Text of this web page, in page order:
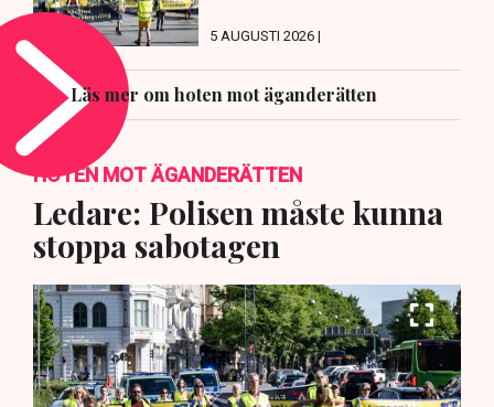
5 AUGUSTI 2026 |
Läs mer om hoten mot äganderätten
HOTEN MOT ÄGANDERÄTTEN
Ledare: Polisen måste kunna
stoppa sabotagen